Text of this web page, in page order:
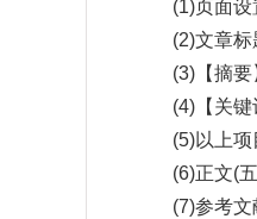
(1)页面
(2)文章标
(3)【摘要
(4)【关键
(5)以上
(6)正文(
(7)参考文